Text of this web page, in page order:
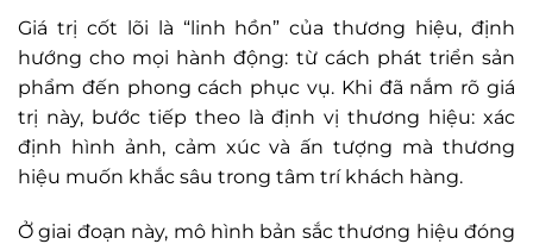
Giá trị cốt lõi là “linh hồn” của thương hiệu, định
hướng cho mọi hành động: từ cách phát triển sản
phẩm đến phong cách phục vụ. Khi đã nắm rõ giá
trị này, bước tiếp theo là định vị thương hiệu: xác
định hình ảnh, cảm xúc và ấn tượng mà thương
hiệu muốn khắc sâu trong tâm trí khách hàng.
Ở giai đoạn này, mô hình bản sắc thương hiệu đóng